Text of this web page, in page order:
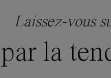
Laissez-vous
par la